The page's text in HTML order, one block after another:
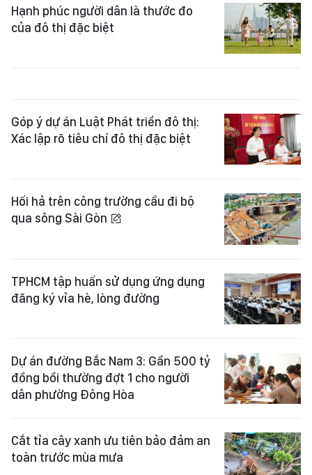
Hạnh phúc người dân là thước đo
của đô thị đặc biệt
Góp ý dự án Luật Phát triển đô thị:
Xác lập rõ tiêu chí đô thị đặc biệt
Hối hả trên công trường cầu đi bộ
qua sông Sài Gòn
TPHCM tập huấn sử dụng ứng dụng
đăng ký vỉa hè, lòng đường
Dự án đường Bắc Nam 3: Gần 500 tỷ
đồng bồi thường đợt 1 cho người
dân phường Đông Hòa
Cắt tỉa cây xanh ưu tiên bảo đảm an
toàn trước mùa mưa